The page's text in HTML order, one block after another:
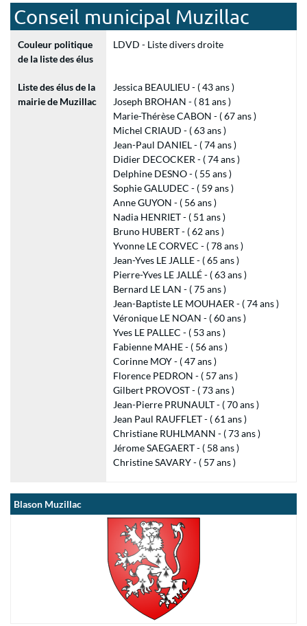
Conseil municipal Muzillac
Couleur politique
de la liste des élus
LDVD - Liste divers droite
Liste des élus de la
mairie de Muzillac
Jessica BEAULIEU - ( 43 ans )
Joseph BROHAN - ( 81 ans )
Marie-Thérèse CABON - ( 67 ans )
Michel CRIAUD - ( 63 ans )
Jean-Paul DANIEL - ( 74 ans )
Didier DECOCKER - ( 74 ans )
Delphine DESNO - ( 55 ans )
Sophie GALUDEC - ( 59 ans )
Anne GUYON - ( 56 ans )
Nadia HENRIET - ( 51 ans )
Bruno HUBERT - ( 62 ans )
Yvonne LE CORVEC - ( 78 ans )
Jean-Yves LE JALLE - ( 65 ans )
Pierre-Yves LE JALLÉ - ( 63 ans )
Bernard LE LAN - ( 75 ans )
Jean-Baptiste LE MOUHAER - ( 74 ans )
Véronique LE NOAN - ( 60 ans )
Yves LE PALLEC - ( 53 ans )
Fabienne MAHE - ( 56 ans )
Corinne MOY - ( 47 ans )
Florence PEDRON - ( 57 ans )
Gilbert PROVOST - ( 73 ans )
Jean-Pierre PRUNAULT - ( 70 ans )
Jean Paul RAUFFLET - ( 61 ans )
Christiane RUHLMANN - ( 73 ans )
Jérome SAEGAERT - ( 58 ans )
Christine SAVARY - ( 57 ans )
Blason Muzillac